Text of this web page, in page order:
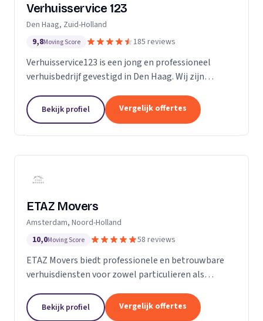
Verhuisservice 123
Den Haag, Zuid-Holland
9,8Moving Score 185 reviews
Verhuisservice123 is een jong en professioneel
verhuisbedrijf gevestigd in Den Haag. Wij zijn
bieden een complete en zorgeloze verhuisservice.
Met een ervaren team werken wij efficiënt,
zorgvuldig en tegen transparante uurtarieven.
Bekijk profiel Vergelijk offertes
ETAZ Movers
Amsterdam, Noord-Holland
10,0Moving Score 58 reviews
ETAZ Movers biedt professionele en betrouwbare
verhuisdiensten voor zowel particulieren als
persoonlijke aanpak, zodat elke verhuizing efficiënt
en zonder stress verloopt. Ons team werkt
Bekijk profiel Vergelijk offertes